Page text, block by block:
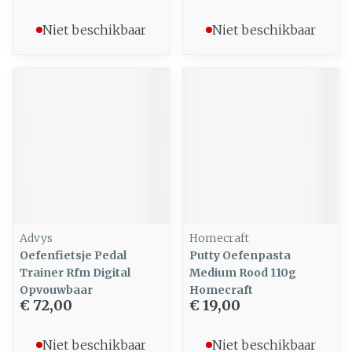
Niet beschikbaar Niet beschikbaar
Advys
Oefenfietsje Pedal
Trainer Rfm Digital
Opvouwbaar
€ 72,00
Niet beschikbaar
Homecraft
Putty Oefenpasta
Medium Rood 110g
Homecraft
€ 19,00
Niet beschikbaar